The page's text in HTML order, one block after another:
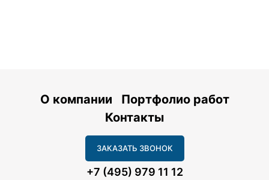
О компании
Портфолио работ
Контакты
ЗАКАЗАТЬ ЗВОНОК
+7 (495) 979 11 12